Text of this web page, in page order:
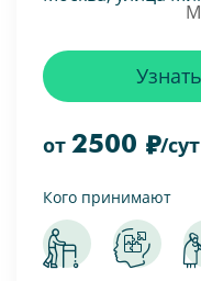
от 2500 /сут
Кого принимают